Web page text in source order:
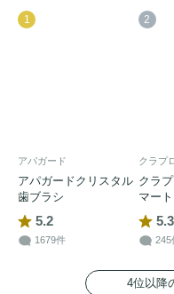
1
アパガード
アパガードクリスタル
歯ブラシ
5.2
1679件
2
クラプ
クラ
マート
5.3
245
4位以降